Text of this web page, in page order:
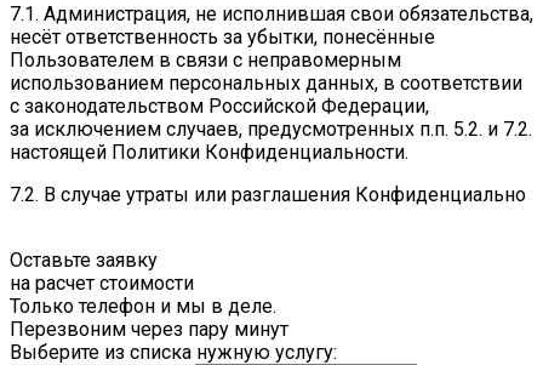
7.1. Администрация, не исполнившая свои обязательства,
несёт ответственность за убытки, понесённые
Пользователем в связи с неправомерным
использованием персональных данных, в соответствии
с законодательством Российской Федерации,
за исключением случаев, предусмотренных п.п. 5.2. и 7.2.
настоящей Политики Конфиденциальности.
7.2. В случае утраты или разглашения Конфиденциально
Оставьте заявку
на расчет стоимости
Только телефон и мы в деле.
Перезвоним через пару минут
Выберите из списка нужную услугу: